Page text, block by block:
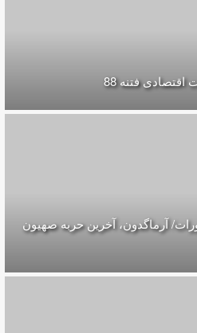
فتنه 88
آرماگدون، آخرین حربه صهیون